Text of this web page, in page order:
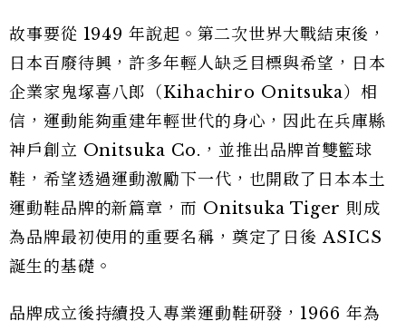
故事要從 1949 年說起。第二次世界大戰結束後，
日本百廢待興，許多年輕人缺乏目標與希望，日本
企業家鬼塚喜八郎（Kihachiro Onitsuka）相
信，運動能夠重建年輕世代的身心，因此在兵庫縣
神戶創立 Onitsuka Co.，並推出品牌首雙籃球
鞋，希望透過運動激勵下一代，也開啟了日本本土
運動鞋品牌的新篇章，而 Onitsuka Tiger 則成
為品牌最初使用的重要名稱，奠定了日後 ASICS
誕生的基礎。
品牌成立後持續投入專業運動鞋研發，1966 年為